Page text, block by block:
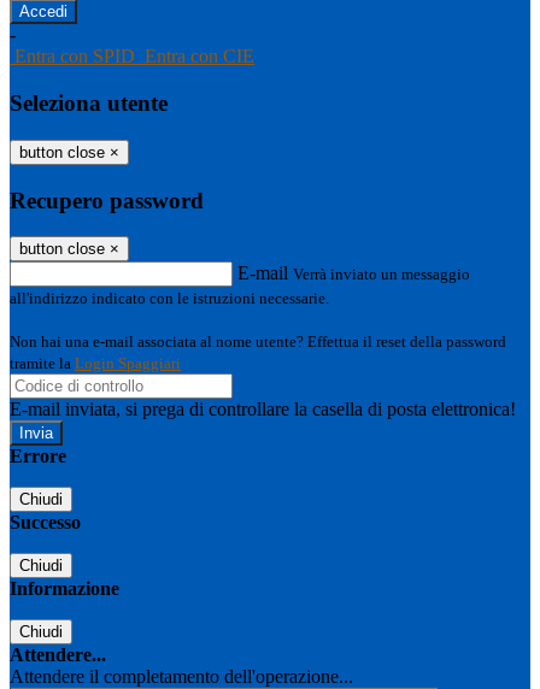
-
Entra con SPID Entra con CIE
Seleziona utente
button close ×
Recupero password
button close ×
E-mail Verrà inviato un messaggio
all'indirizzo indicato con le istruzioni necessarie.
Non hai una e-mail associata al nome utente? Effettua il reset della password
tramite la Login Spaggiari
E-mail inviata, si prega di controllare la casella di posta elettronica!
Errore
Chiudi
Successo
Chiudi
Informazione
Chiudi
Attendere...
Attendere il completamento dell'operazione...